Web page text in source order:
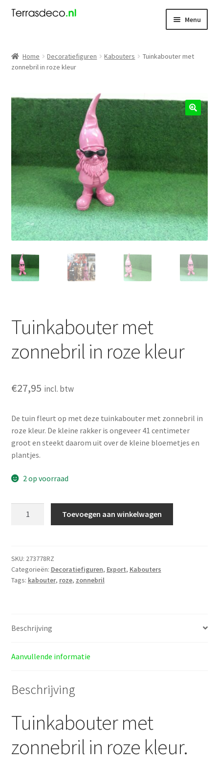
Ga
navigatie
Ga
inhoud
Menu
Dieren
Kabouters
Mensen
Nieuw
Koningsdag
Contact
Glasschilderij
Auto
Home Decoratiefiguren Kabouters
Tuinkabouter met
zonnebril in roze kleur
🔍
Tuinkabouter met
zonnebril in roze kleur
€27,95 incl. btw
De tuin fleurt op met deze tuinkabouter met zonnebril in
roze kleur. De kleine rakker is ongeveer 41 centimeter
groot en steekt daarom uit over de kleine bloemetjes en
plantjes.
2 op voorraad
roze
kleur
aantal
Toevoegen aan winkelwagen
SKU: 273778RZ
Categorieën: Decoratiefiguren, Export, Kabouters
Tags: kabouter, roze, zonnebril
Beschrijving
Aanvullende informatie
Beschrijving
Tuinkabouter met
zonnebril in roze kleur.